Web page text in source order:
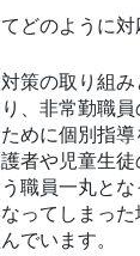
どのように
策の取り組
、非常勤職
めに個別指
者や児童生
職員一丸と
ってしまっ
でいます。